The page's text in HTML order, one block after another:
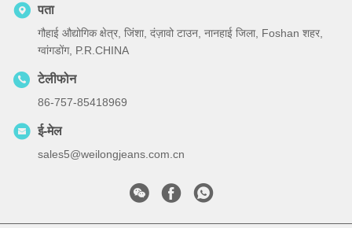
पता
गौहाई औद्योगिक क्षेत्र, जिंशा, दंज़ावो टाउन, नानहाई जिला, Foshan शहर,
ग्वांगडोंग, P.R.CHINA
टेलीफोन
86-757-85418969
ई-मेल
sales5@weilongjeans.com.cn